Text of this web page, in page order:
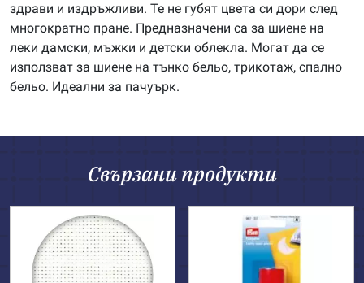
здрави и издръжливи. Те не губят цвета си дори след
многократно пране. Предназначени са за шиене на
леки дамски, мъжки и детски облекла. Могат да се
използват за шиене на тънко бельо, трикотаж, спално
бельо. Идеални за пачуърк.
Свързани продукти